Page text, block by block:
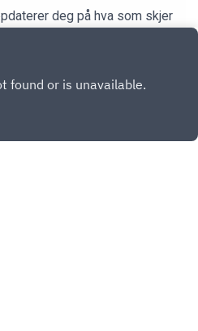
deg på hva som skjer